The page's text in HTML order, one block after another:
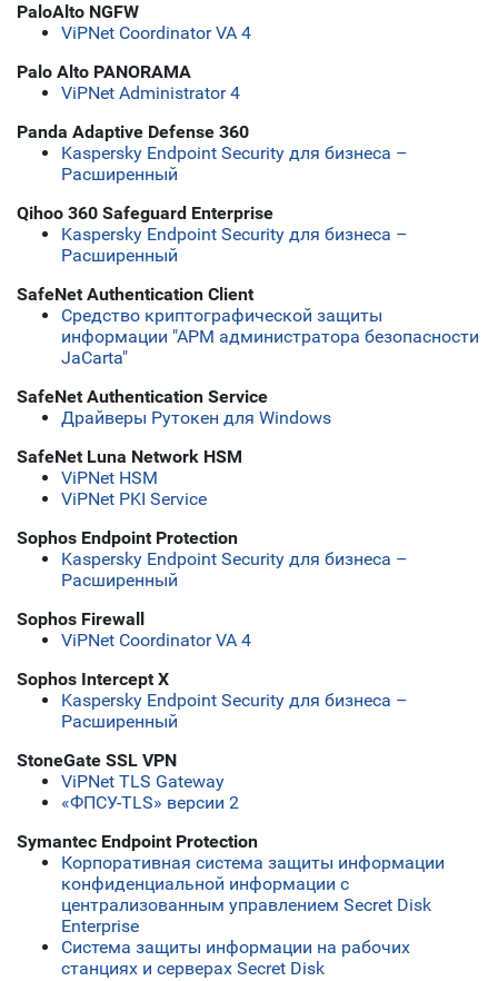
PaloAlto NGFW
ViPNet Coordinator VA 4
Palo Alto PANORAMA
ViPNet Administrator 4
Panda Adaptive Defense 360
Kaspersky Endpoint Security для бизнеса –
Расширенный
Qihoo 360 Safeguard Enterprise
Kaspersky Endpoint Security для бизнеса –
Расширенный
SafeNet Authentication Client
Средство криптографической защиты
информации "АРМ администратора безопасности
JaCarta"
SafeNet Authentication Service
Драйверы Рутокен для Windows
SafeNet Luna Network HSM
ViPNet HSM
ViPNet PKI Service
Sophos Endpoint Protection
Kaspersky Endpoint Security для бизнеса –
Расширенный
Sophos Firewall
ViPNet Coordinator VA 4
Sophos Intercept X
Kaspersky Endpoint Security для бизнеса –
Расширенный
StoneGate SSL VPN
ViPNet TLS Gateway
«ФПСУ-TLS» версии 2
Symantec Endpoint Protection
Корпоративная система защиты информации
конфиденциальной информации с
централизованным управлением Secret Disk
Enterprise
Система защиты информации на рабочих
станциях и серверах Secret Disk